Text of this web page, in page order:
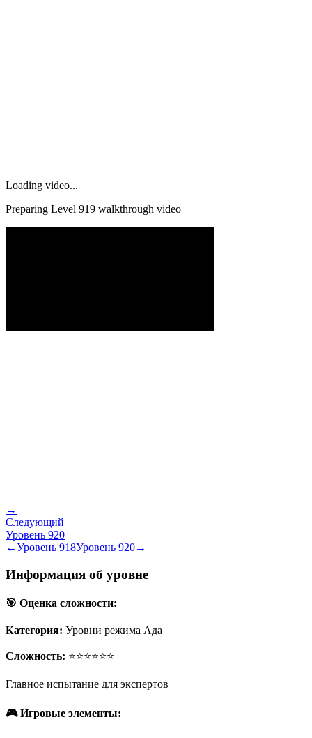
Loading video...
Preparing Level 919 walkthrough video
→
Следующий
Уровень 920
←Уровень 918Уровень 920→
Информация об уровне
🎯 Оценка сложности:
Категория: Уровни режима Ада
Сложность: ⭐⭐⭐⭐⭐⭐
Главное испытание для экспертов
🎮 Игровые элементы: